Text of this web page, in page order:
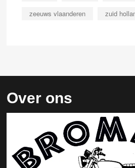
zeeuws vlaanderen
zuid
Over ons